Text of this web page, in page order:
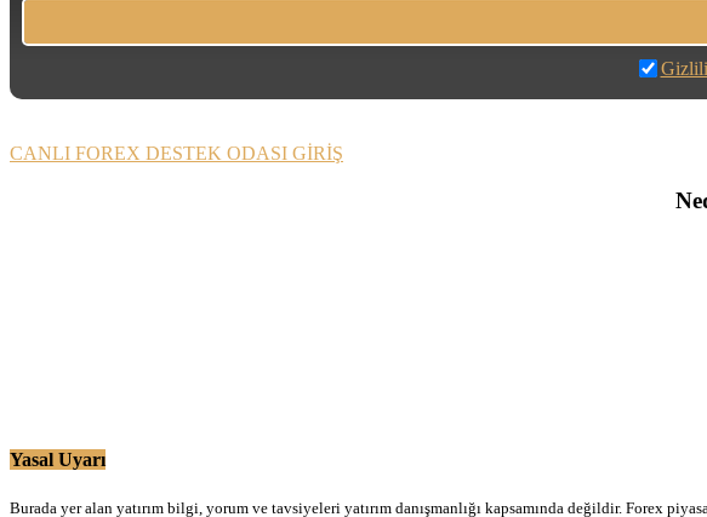
CANLI FOREX DESTEK ODASI GİRİŞ
Yasal Uyarı
Burada yer alan yatırım bilgi, yorum ve tavsiyeleri yatırım danışmanlığı kapsamında değildir. Forex